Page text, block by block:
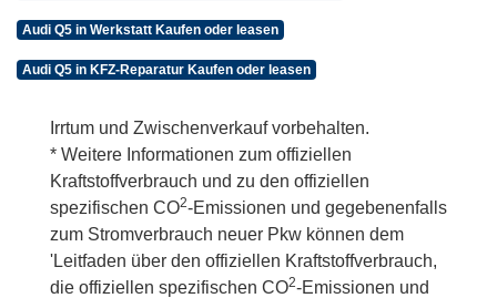
Audi Q5 in Werkstatt Kaufen oder leasen
Audi Q5 in KFZ-Reparatur Kaufen oder leasen
Irrtum und Zwischenverkauf vorbehalten.
* Weitere Informationen zum offiziellen
Kraftstoffverbrauch und zu den offiziellen
spezifischen CO2-Emissionen und gegebenenfalls
zum Stromverbrauch neuer Pkw können dem
'Leitfaden über den offiziellen Kraftstoffverbrauch,
die offiziellen spezifischen CO2-Emissionen und